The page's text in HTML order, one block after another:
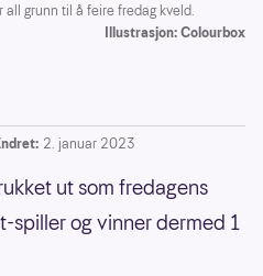
all grunn til å feire fredag kveld.
Illustrasjon: Colourbox
2. januar 2023
ut som fredagens
spiller og vinner dermed 1